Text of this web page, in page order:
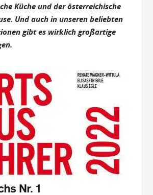
Küche und der österreichische
Und auch in unseren beliebten
gibt es wirklich großartige